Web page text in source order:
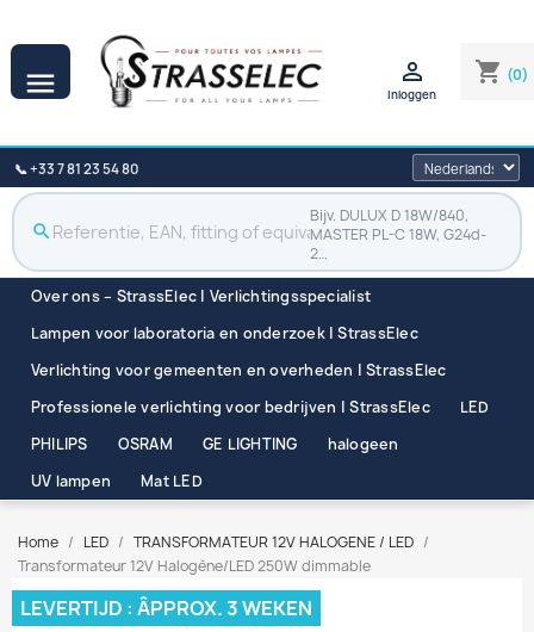
 shopping_cart (0)

Inloggen
📞 +33 7 81 23 54 80
search
Bijv. DULUX D 18W/840,
MASTER PL-C 18W, G24d-
2…
Over ons – StrassElec | Verlichtingsspecialist
Lampen voor laboratoria en onderzoek | StrassElec
Verlichting voor gemeenten en overheden | StrassElec
Professionele verlichting voor bedrijven | StrassElec
LED
PHILIPS
OSRAM GE LIGHTING
halogeen
UV lampen
Mat LED
Home LED
TRANSFORMATEUR 12V HALOGENE / LED
Transformateur 12V Halogène/LED 250W dimmable
LEVERTIJD : ÂPPROX. 3 WEKEN